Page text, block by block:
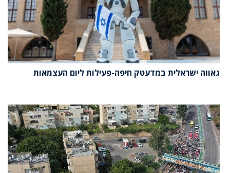
גאווה ישראלית במדעטק חיפה-פעילות ליום העצמאות